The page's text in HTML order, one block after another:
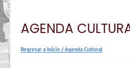
AGENDA
Regresar a Inicio /Agenda Cultural